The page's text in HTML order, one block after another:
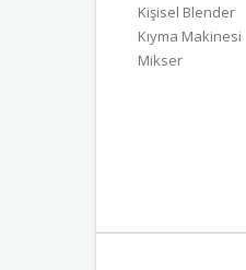
Kişisel Blender
Kıyma Makinesi
Mikser